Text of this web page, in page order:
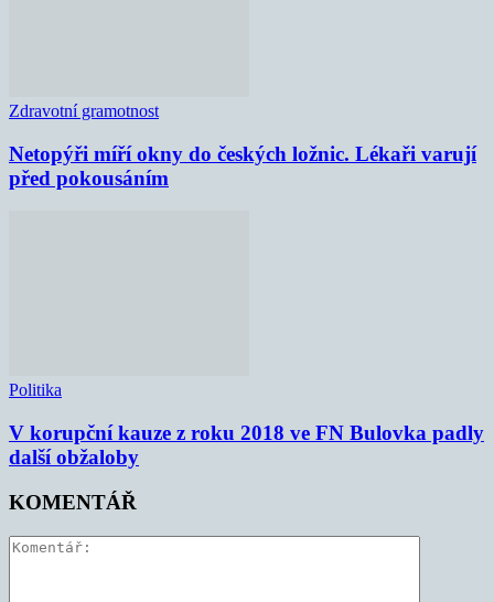
Zdravotní gramotnost
Netopýři míří okny do českých ložnic. Lékaři varují
před pokousáním
Politika
V korupční kauze z roku 2018 ve FN Bulovka padly
další obžaloby
KOMENTÁŘ